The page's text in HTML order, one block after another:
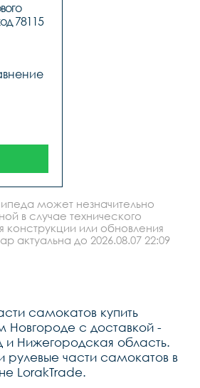
78115
может незначительно
в случае технического
конструкции или обновления
актуальна до 2026.08.07 22:09
самокатов купить
с доставкой -
и Нижегородская область.
рулевые части самокатов в
LorakTrade.